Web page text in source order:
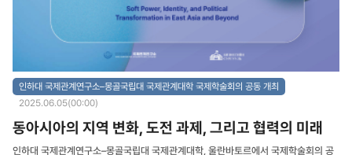
인하대 국제관계연구소–몽골국립대 국제관계대학 국제학술회의 공동 개최
2025.06.05(00:00)
동아시아의 지역 변화, 도전 과제, 그리고 협력의 미래
인하대 국제관계연구소–몽골국립대 국제관계대학, 울란바토르에서 국제학술회의 공